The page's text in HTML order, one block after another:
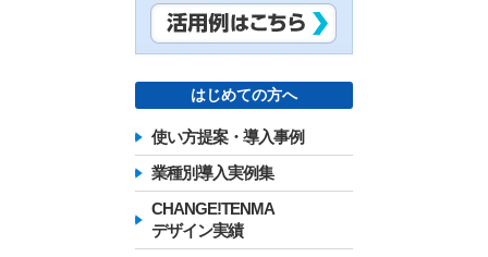
はじめての方へ
使い方提案・導入事例
業種別導入実例集
CHANGE!TENMA
デザイン実績